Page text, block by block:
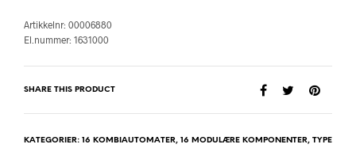
Artikkelnr: 00006880
El.nummer: 1631000
SHARE THIS PRODUCT
KATEGORIER: 16 KOMBIAUTOMATER, 16 MODULÆRE KOMPONENTER, TYPE